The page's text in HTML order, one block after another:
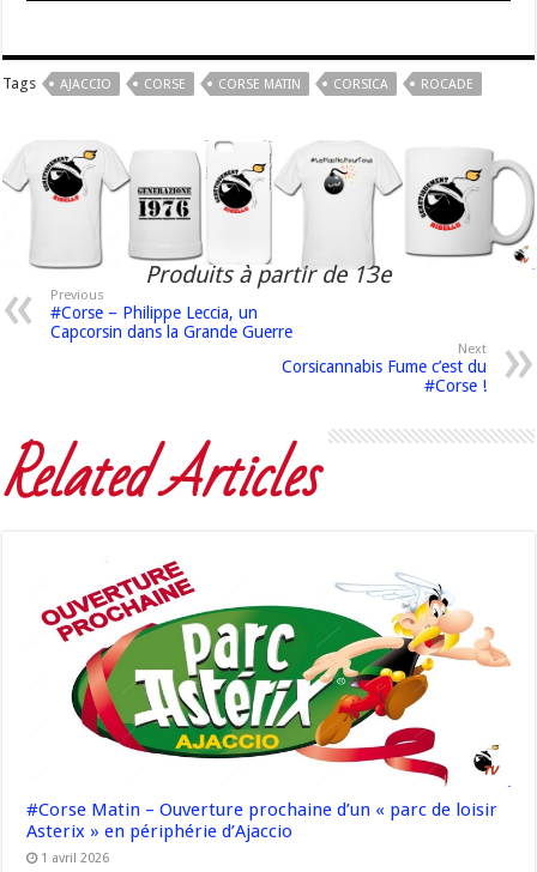
Tags AJACCIO CORSE CORSE MATIN CORSICA ROCADE
Produits à partir de 13e
Previous
#Corse – Philippe Leccia, un
Capcorsin dans la Grande Guerre
Next
Corsicannabis Fume c’est du
#Corse !
Related Articles
#Corse Matin – Ouverture prochaine d’un « parc de loisir
Asterix » en périphérie d’Ajaccio
1 avril 2026